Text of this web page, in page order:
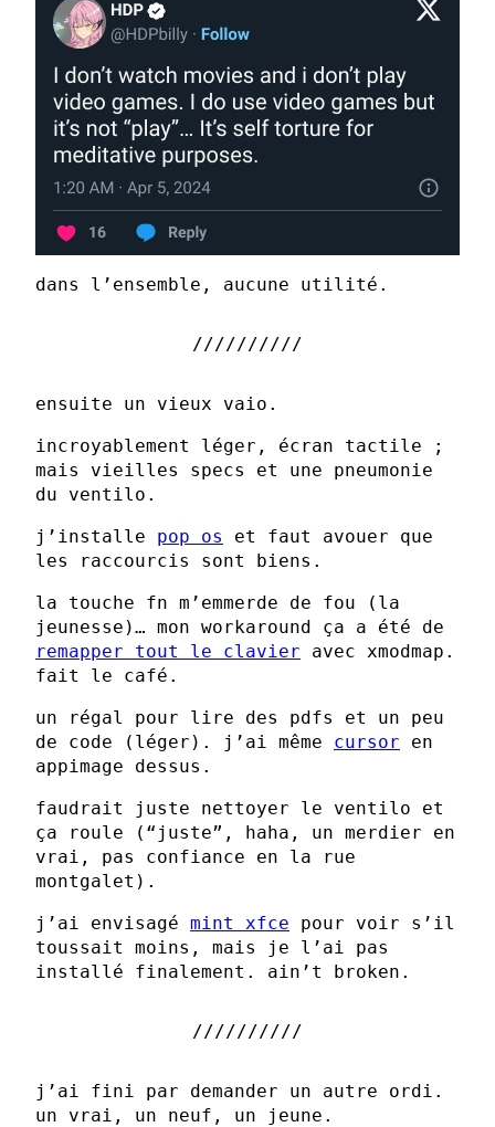
dans l’ensemble, aucune utilité.
ensuite un vieux vaio.
incroyablement léger, écran tactile ;
mais vieilles specs et une pneumonie
du ventilo.
j’installe pop os
et faut avouer que
les raccourcis sont biens.
la touche fn m’emmerde de fou (la
jeunesse)… mon workaround ça a été de
remapper tout le clavier avec xmodmap.
fait le café.
un régal pour lire des pdfs et un peu
de code (léger). j’ai même cursor en
appimage dessus.
faudrait juste nettoyer le ventilo et
ça roule (“juste”, haha, un merdier en
vrai, pas confiance en la rue
montgalet).
j’ai envisagé mint xfce pour voir s’il
toussait moins, mais je l’ai pas
installé finalement. ain’t broken.
j’ai fini par demander un autre ordi.
un vrai, un neuf, un jeune.